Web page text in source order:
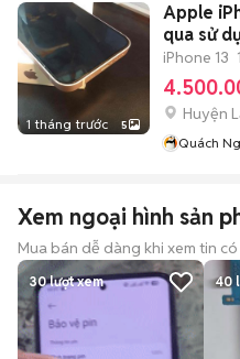
1 tháng trước 5
Apple
qua sử
iPhone 13
Huyện
Quách
Xem ngoại hình sản
Mua bán dễ dàng khi xem tin
30lượt xem 40